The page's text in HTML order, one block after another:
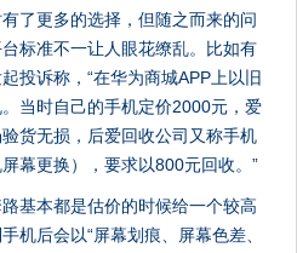
了更多的选择，但随之而来的问
标准不一让人眼花缭乱。比如有
投诉称，“在华为商城APP上以旧
当时自己的手机定价2000元，爱
货无损，后爱回收公司又称手机
幕更换），要求以800元回收。”
基本都是估价的时候给一个较高
机后会以“屏幕划痕、屏幕色差、